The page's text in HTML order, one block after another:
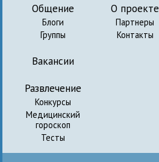
Общение
Блоги
Группы
Вакансии
Развлечение
Конкурсы
Медицинский
гороскоп
Тесты
О проекте
Партнеры
Контакты